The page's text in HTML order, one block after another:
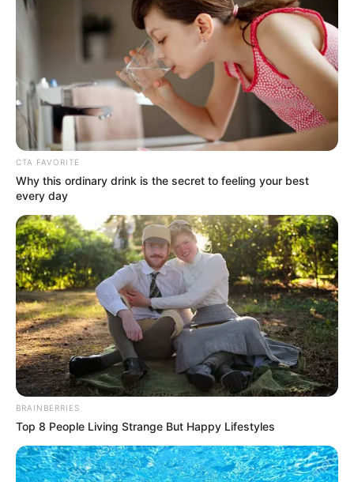
Forsthoffer Ágnes egyik első látványos házelnöki
CTA FAVORITE
Why this ordinary drink is the secret to feeling your best
every day
BRAINBERRIES
Top 8 People Living Strange But Happy Lifestyles